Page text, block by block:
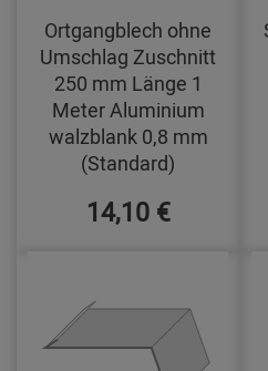
Ortgangblech ohne
Umschlag Zuschnitt
250 mm Länge 1
Meter Aluminium
walzblank 0,8 mm
(Standard)
14,10 €